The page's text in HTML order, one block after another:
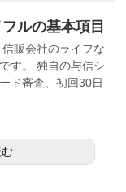
ルの基本項目
販会社のライフな
す。 独自の与信シ
ド審査、初回30日